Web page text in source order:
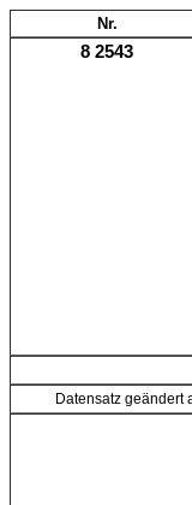
Nr.
8 2543
Datensatz geändert